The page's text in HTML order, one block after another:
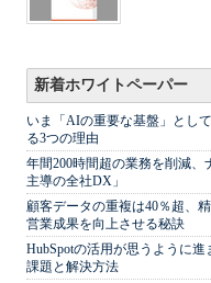
新着ホワイトペーパー
いま「AIの重要な基盤」とし
る3つの理由
年間200時間超の業務を削減、
主導の全社DX」
顧客データの重複は40％超、
営業成果を向上させる秘訣
HubSpotの活用が思うように
課題と解決方法